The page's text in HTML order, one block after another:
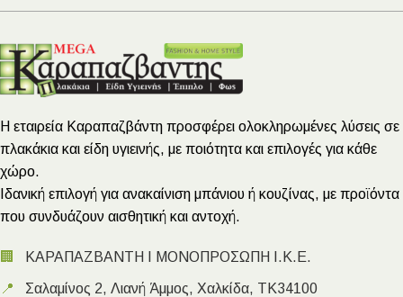
Η εταιρεία Καραπαζβάντη προσφέρει ολοκληρωμένες λύσεις σε
πλακάκια και είδη υγιεινής, με ποιότητα και επιλογές για κάθε
χώρο.
Ιδανική επιλογή για ανακαίνιση μπάνιου ή κουζίνας, με προϊόντα
που συνδυάζουν αισθητική και αντοχή.
🏢 ΚΑΡΑΠΑΖΒΑΝΤΗ Ι ΜΟΝΟΠΡΟΣΩΠΗ Ι.Κ.Ε.
📍 Σαλαμίνος 2, Λιανή Άμμος, Χαλκίδα, ΤΚ34100